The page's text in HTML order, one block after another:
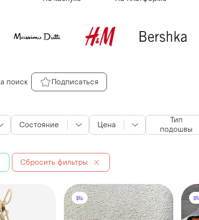
Сбросить фильтры
поиск Подписаться
Состояние Цена
Тип
подошвы